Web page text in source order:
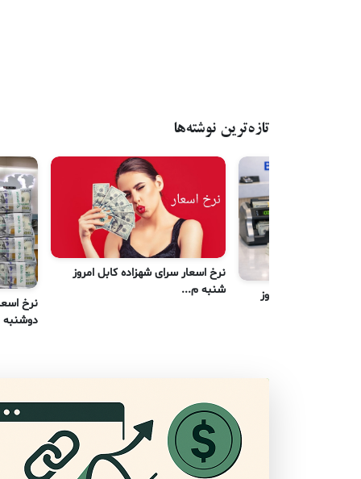
تازه‌ترین نوشته‌ها
نرخ
دوشنبه
نرخ اسعار سرای شهزاده کابل امروز
شنبه م...
شهزاده کابل امروز